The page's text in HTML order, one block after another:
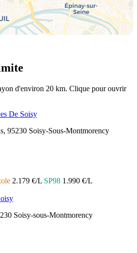
d'environ 20 km. Clique pour ouvrir
De Soisy
95230 Soisy-Sous-Montmorency
2.179 €/L SP98 1.990 €/L
Soisy-sous-Montmorency